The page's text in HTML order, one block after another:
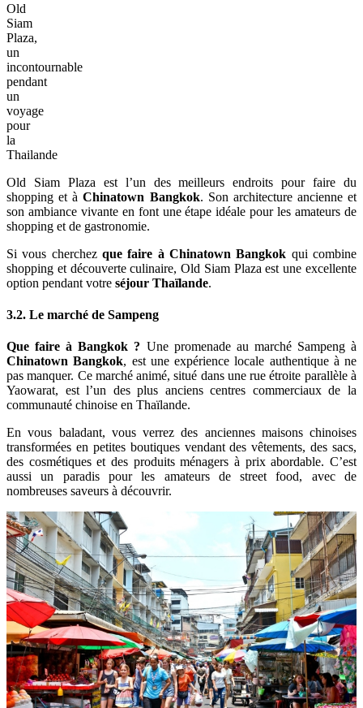
Old
Siam
Plaza,
un
incontournable
pendant
un
voyage
pour
la
Thailande
Old Siam Plaza est l’un des meilleurs endroits pour faire du
shopping et àChinatown Bangkok. Son architecture ancienne et
son ambiance vivante en font une étape idéale pour les amateurs de
shopping et de gastronomie.
Si vous cherchez que faire à Chinatown Bangkok qui combine
shopping et découverte culinaire, Old Siam Plaza est une excellente
option pendant votre séjour Thaïlande.
3.2. Le marché de Sampeng
Que faire à Bangkok ? Une promenade au marché Sampeng à
Chinatown Bangkok, est une expérience locale authentique à ne
pas manquer. Ce marché animé, situé dans une rue étroite parallèle à
Yaowarat, est l’un des plus anciens centres commerciaux de la
communauté chinoise en Thaïlande.
En vous baladant, vous verrez des anciennes maisons chinoises
transformées en petites boutiques vendant des vêtements, des sacs,
des cosmétiques et des produits ménagers à prix abordable. C’est
aussi un paradis pour les amateurs de street food, avec de
nombreuses saveurs à découvrir.